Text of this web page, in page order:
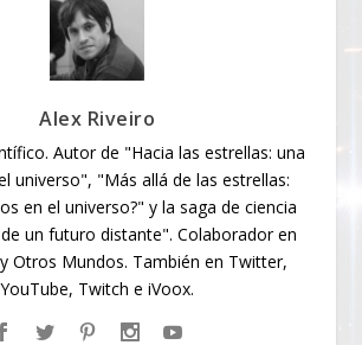
Alex Riveiro
Autor de "Hacia las estrellas: una
universo", "Más allá de las estrellas:
en el universo?" y la saga de ciencia
un futuro distante". Colaborador en
Otros Mundos. También en Twitter,
YouTube, Twitch e iVoox.